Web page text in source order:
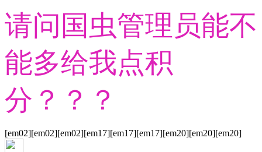
请问 国虫管理员能不
能多给我点积
分？？？
[em02][em02][em02][em17][em17][em17][em20][em20][em20]